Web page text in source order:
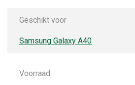
Geschikt voor
Samsung Galaxy A40
Voorraad